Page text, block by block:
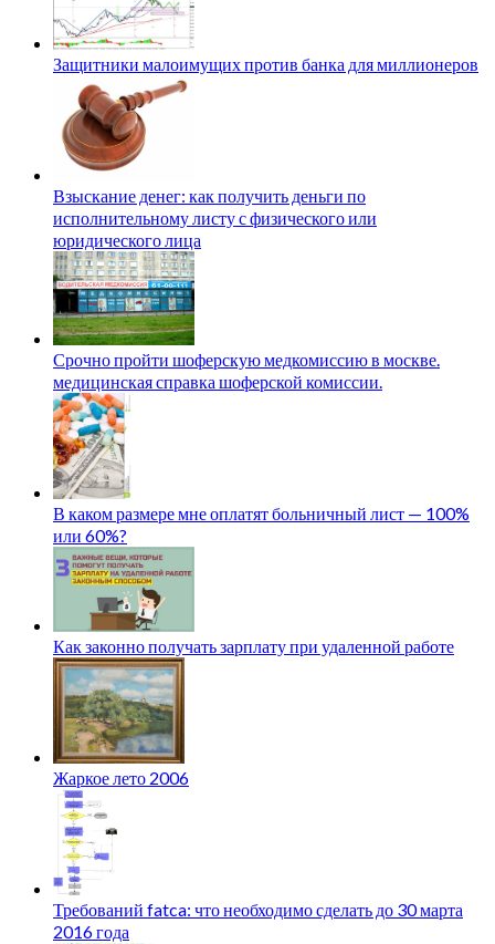
Защитники малоимущих против банка для миллионеров
Взыскание денег: как получить деньги по
исполнительному листу с физического или
юридического лица
Срочно пройти шоферскую медкомиссию в москве.
медицинская справка шоферской комиссии.
В каком размере мне оплатят больничный лист — 100%
или 60%?
Как законно получать зарплату при удаленной работе
Жаркое лето 2006
Требований fatca: что необходимо сделать до 30 марта
2016 года